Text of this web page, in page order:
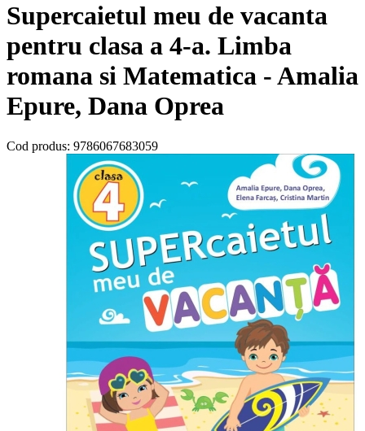
Supercaietul meu de vacanta
pentru clasa a 4-a. Limba
romana si Matematica - Amalia
Epure, Dana Oprea
Cod produs: 9786067683059